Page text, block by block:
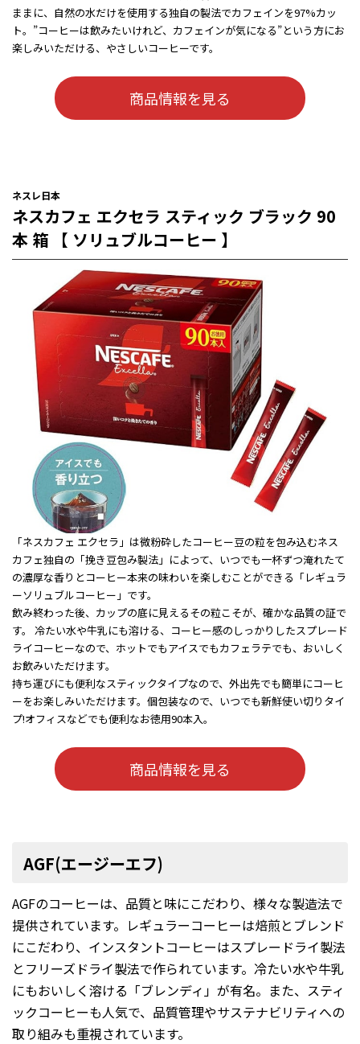
ままに、自然の水だけを使用する独自の製法でカフェインを97%カッ
ト。”コーヒーは飲みたいけれど、カフェインが気になる”という方にお
楽しみいただける、やさしいコーヒーです。
商品情報を見る
ネスレ日本
ネスカフェ エクセラ スティック ブラック 90
本 箱 【 ソリュブルコーヒー 】
「ネスカフェ エクセラ」は微粉砕したコーヒー豆の粒を包み込むネス
カフェ独自の「挽き豆包み製法」によって、いつでも一杯ずつ淹れたて
の濃厚な香りとコーヒー本来の味わいを楽しむことができる「レギュラ
ーソリュブルコーヒー」です。
飲み終わった後、カップの底に見えるその粒こそが、確かな品質の証で
す。 冷たい水や牛乳にも溶ける、コーヒー感のしっかりしたスプレード
ライコーヒーなので、ホットでもアイスでもカフェラテでも、おいしく
お飲みいただけます。
持ち運びにも便利なスティックタイプなので、外出先でも簡単にコーヒ
ーをお楽しみいただけます。個包装なので、いつでも新鮮使い切りタイ
プ!オフィスなどでも便利なお徳用90本入。
商品情報を見る
AGF(エージーエフ)
AGFのコーヒーは、品質と味にこだわり、様々な製造法で
提供されています。レギュラーコーヒーは焙煎とブレンド
にこだわり、インスタントコーヒーはスプレードライ製法
とフリーズドライ製法で作られています。冷たい水や牛乳
にもおいしく溶ける「ブレンディ」が有名。また、スティ
ックコーヒーも人気で、品質管理やサステナビリティへの
取り組みも重視されています。